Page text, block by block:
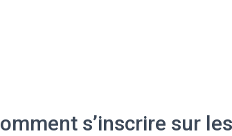
s’inscrire sur